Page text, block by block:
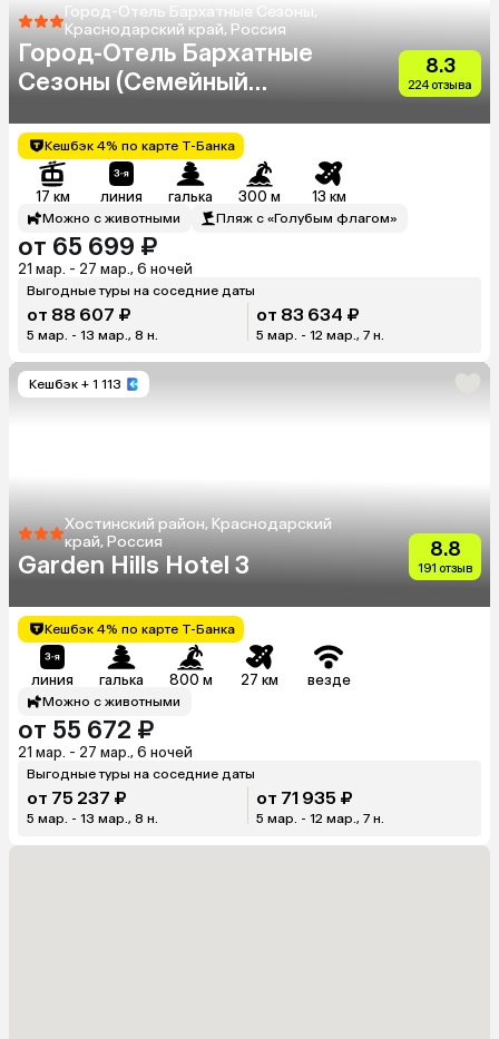
Город-Отель Бархатные Сезоны,
Краснодарский край, Россия
Город-Отель Бархатные
Сезоны (Семейный
8.3
224 отзыва
Кешбэк 4% по карте Т-Банка
17 км линия галька 300 м 13 км
Можно с животными Пляж с «Голубым флагом»
от 65 699 ₽
21 мар. - 27 мар., 6 ночей
Выгодные туры на соседние даты
от 88 607 ₽
5 мар. - 13 мар., 8 н.
от 83 634 ₽
5 мар. - 12 мар., 7 н.
Кешбэк + 1 113
Хостинский район, Краснодарский
край, Россия
Garden Hills Hotel 3
8.8
191 отзыв
Кешбэк 4% по карте Т-Банка
линия галька 800 м 27 км везде
Можно с животными
от 55 672 ₽
21 мар. - 27 мар., 6 ночей
Выгодные туры на соседние даты
от 75 237 ₽
5 мар. - 13 мар., 8 н.
от 71 935 ₽
5 мар. - 12 мар., 7 н.